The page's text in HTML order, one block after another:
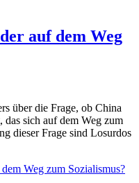
auf dem Weg
über die Frage, ob China
das sich auf dem Weg zum
dieser Frage sind Losurdos
Weg zum Sozialismus?